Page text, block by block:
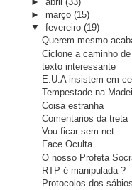
► março (15)
▼ fevereiro (19)
Querem mesmo
Ciclone a caminho
texto interessante
E.U.A insistem em
Tempestade na
Coisa estranha
Comentarios da treta
Vou ficar sem net
Face Oculta
O nosso Profeta
RTP é manipulada ?
Protocolos dos